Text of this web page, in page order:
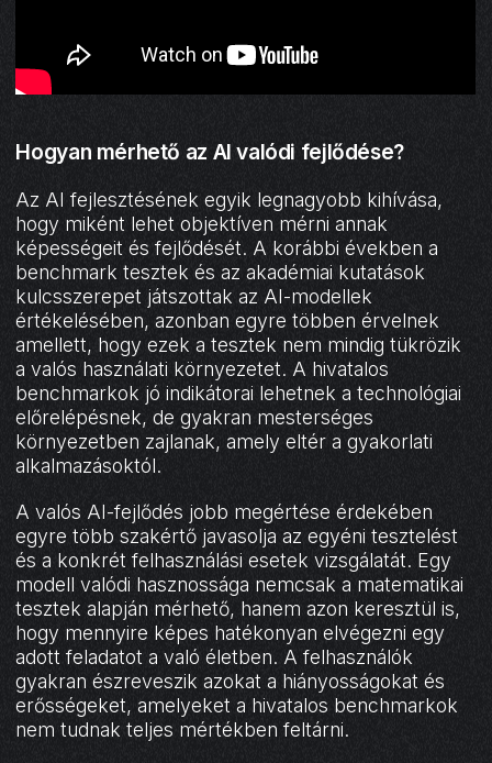
Hogyan mérhető az AI valódi fejlődése?
Az AI fejlesztésének egyik legnagyobb kihívása,
hogy miként lehet objektíven mérni annak
képességeit és fejlődését. A korábbi években a
benchmark tesztek és az akadémiai kutatások
kulcsszerepet játszottak az AI-modellek
értékelésében, azonban egyre többen érvelnek
amellett, hogy ezek a tesztek nem mindig tükrözik
a valós használati környezetet. A hivatalos
benchmarkok jó indikátorai lehetnek a technológiai
előrelépésnek, de gyakran mesterséges
környezetben zajlanak, amely eltér a gyakorlati
alkalmazásoktól.
A valós AI-fejlődés jobb megértése érdekében
egyre több szakértő javasolja az egyéni tesztelést
és a konkrét felhasználási esetek vizsgálatát. Egy
modell valódi hasznossága nemcsak a matematikai
tesztek alapján mérhető, hanem azon keresztül is,
hogy mennyire képes hatékonyan elvégezni egy
adott feladatot a való életben. A felhasználók
gyakran észreveszik azokat a hiányosságokat és
erősségeket, amelyeket a hivatalos benchmarkok
nem tudnak teljes mértékben feltárni.